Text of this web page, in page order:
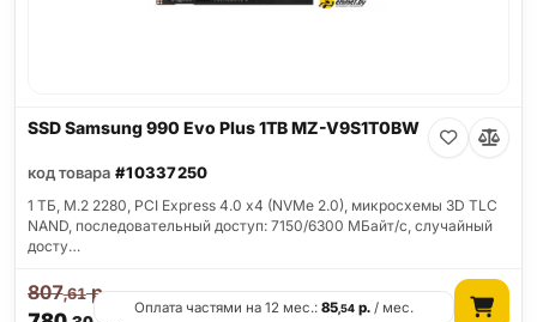
SSD Samsung 990 Evo Plus 1TB MZ-V9S1T0BW
код товара #10337250
1 ТБ, M.2 2280, PCI Express 4.0 x4 (NVMe 2.0), микросхемы 3D TLC
NAND, последовательный доступ: 7150/6300 МБайт/с, случайный
досту…
807,61р.
Оплата частями на 12 мес.:85,54 р. / мес.